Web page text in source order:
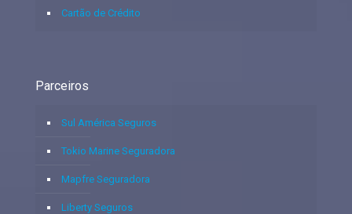
Cartão de Crédito
Parceiros
Sul América Seguros
Tokio Marine Seguradora
Mapfre Seguradora
Liberty Seguros